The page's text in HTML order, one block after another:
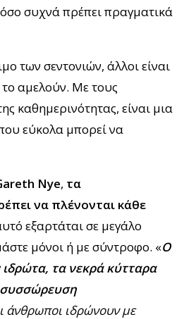
συχνά πρέπει πραγματικά
των σεντονιών, άλλοι είναι
το αμελούν. Με τους
καθημερινότητας, είναι μια
εύκολα μπορεί να
Nye, τα
να πλένονται κάθε
εξαρτάται σε μεγάλο
μόνοι ή με σύντροφο. «Ο
τα νεκρά κύτταρα
συσσώρευση
άνθρωποι ιδρώνουν με